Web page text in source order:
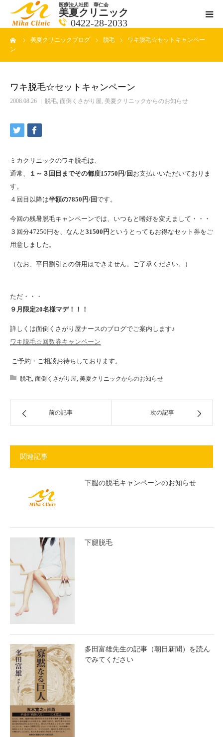
医療法人社団 華仁会
美夏クリニック
0422-28-2033
美夏クリニックブログ 脱毛
ワキ脱毛☆セットキャンペー
ン
ワキ脱毛☆セットキャンペーン
2008.08.26 脱毛, 面倒くさがり屋, 美夏クリニックからのお知らせ
ミカクリニックのワキ脱毛は、
通常、
１～３回目までその都度15750円/回 お支払いいただいておりま
す。
４回目以降は半額の7850円/回です。
今回の残暑脱毛キャンペーンでは、いつもと嗜好を変えまして・・・
３回分47250円を、なんと 31500円 というとってもお得なセット券をご
用意しました。
（なお、平日割引との併用はできません。ご了承ください。）
ただ・・・
９月限定20名様マデ！！！
詳しくは面倒くさがり屋ナースのブログでご案内します♪
ワキ脱毛☆回数券キャンペーン
ご予約・ご相談お待ちしております。
脱毛, 面倒くさがり屋, 美夏クリニックからのお知らせ
前の記事 次の記事
関連記事
下腿の脱毛キャンペーンのお知らせ
下腿脱毛
多田富雄先生の記事（朝日新聞）を読ん
でみてください
医師紹介
クリニックの紹介
アクセス